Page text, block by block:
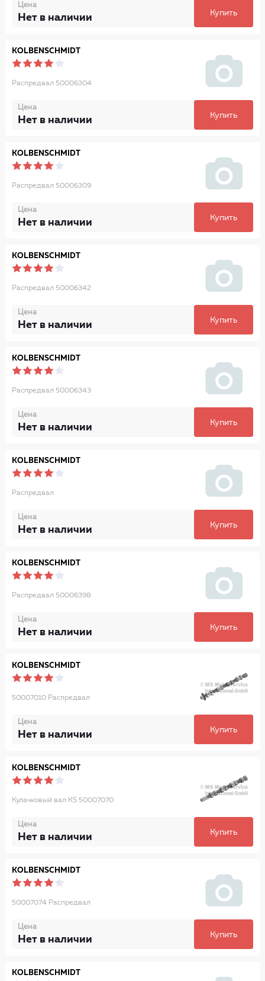
Цена
Нет в наличии Купить
KOLBENSCHMIDT
Распредвал 50006304
Цена
Нет в наличии Купить
KOLBENSCHMIDT
Распредвал 50006309
Цена
Нет в наличии Купить
KOLBENSCHMIDT
Распредвал 50006342
Цена
Нет в наличии Купить
KOLBENSCHMIDT
Распредвал 50006343
Цена
Нет в наличии Купить
KOLBENSCHMIDT
Распредвал
Цена
Нет в наличии Купить
KOLBENSCHMIDT
Распредвал 50006398
Цена
Нет в наличии Купить
KOLBENSCHMIDT
50007010 Распредвал
Цена
Нет в наличии Купить
KOLBENSCHMIDT
Кулачковый вал KS 50007070
Цена
Нет в наличии Купить
KOLBENSCHMIDT
50007074 Распредвал
Цена
Нет в наличии Купить
KOLBENSCHMIDT